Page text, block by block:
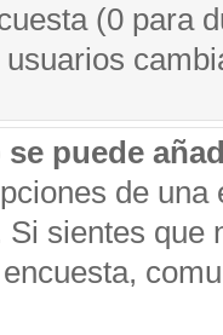
(0 para
puede
de una
sientes que